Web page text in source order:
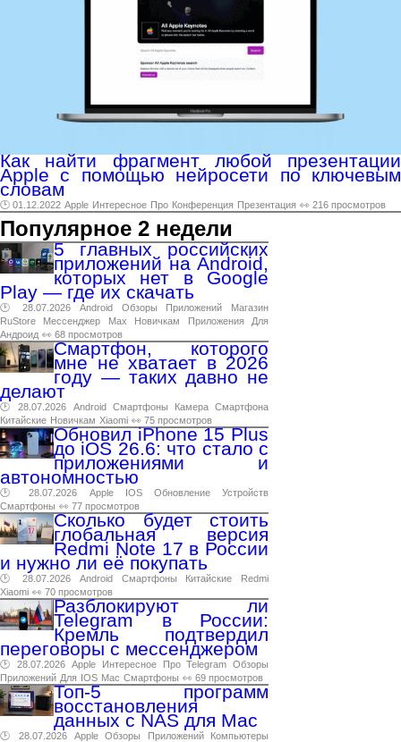
Как найти фрагмент любой презентации
Apple с помощью нейросети по ключевым
словам
🕑 01.12.2022 Apple Интересное Про Конференция Презентация 👀 216 просмотров
Популярное 2 недели
5 главных российских
приложений на Android,
которых нет в Google
Play — где их скачать
🕑 28.07.2026 Android Обзоры Приложений
Магазин
RuStore
Мессенджер Max Новичкам Приложения
Для
Андроид 👀 68 просмотров
Смартфон, которого
мне не хватает в 2026
году — таких давно не
делают
🕑 28.07.2026 Android Смартфоны Камера Смартфона
Китайские Новичкам Xiaomi 👀 75 просмотров
Обновил iPhone 15 Plus
до iOS 26.6: что стало с
приложениями и
автономностью
🕑 28.07.2026 Apple IOS Обновление
Устройств
Смартфоны 👀 77 просмотров
Сколько будет стоить
глобальная версия
Redmi Note 17 в России
и нужно ли её покупать
🕑 28.07.2026 Android Смартфоны Китайские
Redmi
Xiaomi 👀 70 просмотров
Разблокируют ли
Telegram в России:
Кремль подтвердил
переговоры с мессенджером
🕑 28.07.2026 Apple Интересное Про Telegram Обзоры
Приложений Для IOS Mac Смартфоны 👀 69 просмотров
Топ-5 программ
восстановления
данных с NAS для Mac
🕑 28.07.2026 Apple Обзоры Приложений
Компьютеры